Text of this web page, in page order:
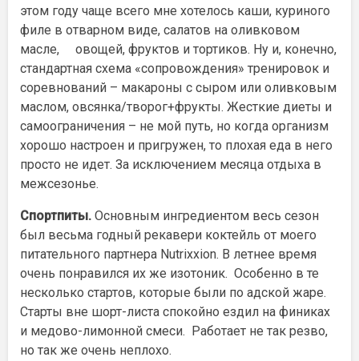
этом году чаще всего мне хотелось каши, куриного
филе в отварном виде, салатов на оливковом
масле, овощей, фруктов и тортиков. Ну и, конечно,
стандартная схема «сопровождения» тренировок и
соревнований – макароны с сыром или оливковым
маслом, овсянка/творог+фрукты. Жесткие диеты и
самоограничения – не мой путь, но когда организм
хорошо настроен и пригружен, то плохая еда в него
просто не идет. За исключением месяца отдыха в
межсезонье.
Спортпиты. Основным ингредиентом весь сезон
был весьма годный рекавери коктейль от моего
питательного партнера Nutrixxion. В летнее время
очень понравился их же изотоник. Особенно в те
несколько стартов, которые были по адской жаре.
Старты вне шорт-листа спокойно ездил на финиках
и медово-лимонной смеси. Работает не так резво,
но так же очень неплохо.